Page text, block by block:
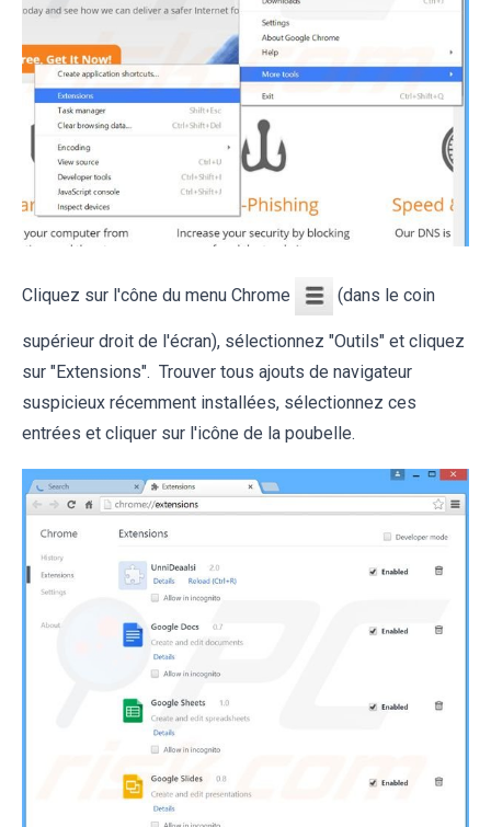
Cliquez sur l'cône du menu Chrome (dans le coin
supérieur droit de l'écran), sélectionnez "Outils" et cliquez
sur "Extensions". Trouver tous ajouts de navigateur
suspicieux récemment installées, sélectionnez ces
entrées et cliquer sur l'icône de la poubelle.